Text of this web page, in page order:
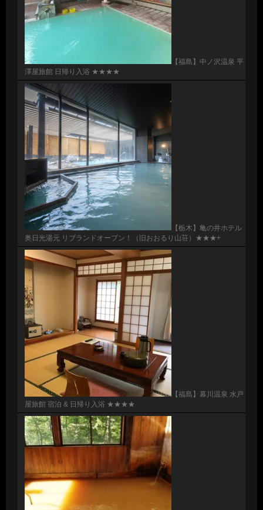
【福島】中ノ沢温泉 平
澤屋旅館 日帰り入浴 ★★★★
【栃木】亀の井ホテル
奥日光湯元 リブランドオープン！（旧おおるり山荘）★★★+
【福島】幕川温泉 水戸
屋旅館 宿泊 & 日帰り入浴 ★★★★